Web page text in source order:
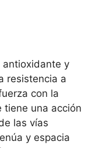
antioxidante y
resistencia a
con la
tiene una acción
las vías
y espacia